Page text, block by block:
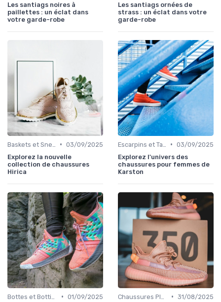
Les santiags noires à
paillettes : un éclat dans
votre garde-robe
Les santiags ornées de
strass : un éclat dans votre
garde-robe
• 03/09/2025
Explorez la nouvelle
collection de chaussures
Hirica
• 03/09/2025
Explorez l'univers des
chaussures pour femmes de
Karston
• 01/09/2025
• 31/08/2025